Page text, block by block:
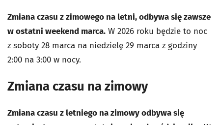
Zmiana czasu z zimowego na letni, odbywa się zawsze
w ostatni weekend marca. W 2026 roku będzie to noc
z soboty 28 marca na niedzielę 29 marca z godziny
2:00 na 3:00 w nocy.
Zmiana czasu na zimowy
Zmiana czasu z letniego na zimowy odbywa się